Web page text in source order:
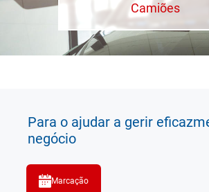
Camiões
Para o ajudar a gerir
negócio
Marcação